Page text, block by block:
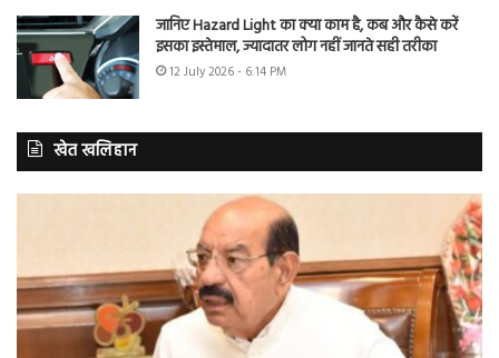
जानिए Hazard Light का क्या काम है, कब और कैसे करें
इसका इस्तेमाल, ज्यादातर लोग नहीं जानते सही तरीका
12 July 2026 - 6:14 PM
खेत खलिहान